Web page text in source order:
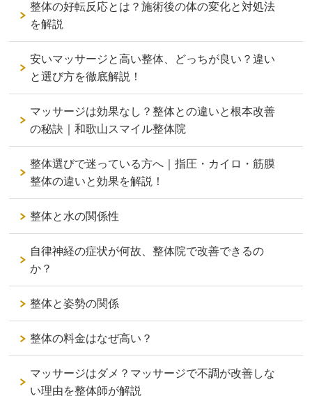
整体の好転反応とは？施術後の体の変化と対処法
を解説
安いマッサージと高い整体、どっちが良い？違い
と選び方を徹底解説！
マッサージは効果なし？整体との違いと根本改善
の秘訣｜和歌山スマイル整体院
整体選びで迷っている方へ｜指圧・カイロ・筋膜
整体の違いと効果を解説！
整体と水の関係性
自律神経の症状が何故、整体院で改善できるの
か？
整体と姿勢の関係
整体の料金はなぜ高い？
マッサージはダメ？マッサージで不調が改善しな
い理由を整体師が解説